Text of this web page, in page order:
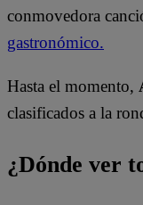
conmovedora
gastronómico.
Hasta el momento,
clasificados a la
¿Dónde ver